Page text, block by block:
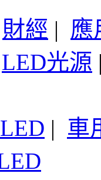
財經 | 應
LED光源
| 車